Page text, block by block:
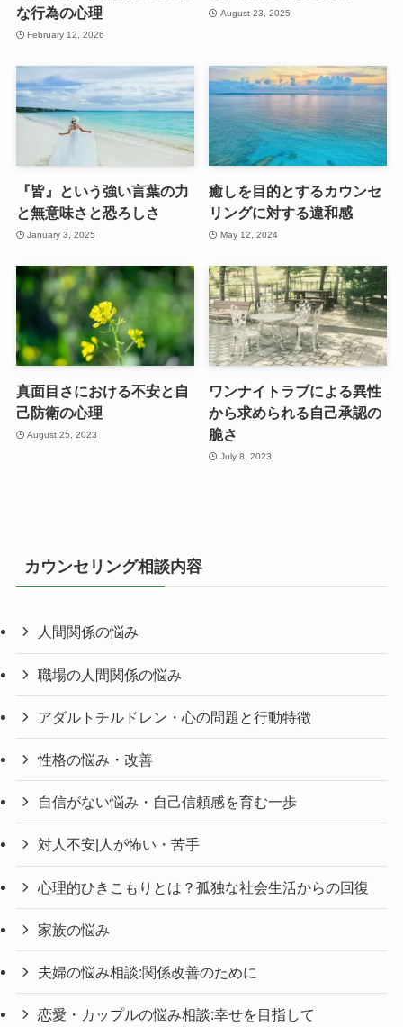
な行為の心理
February 12, 2026
August 23, 2025
『皆』という強い言葉の力
と無意味さと恐ろしさ
January 3, 2025
癒しを目的とするカウンセ
リングに対する違和感
May 12, 2024
真面目さにおける不安と自
己防衛の心理
August 25, 2023
ワンナイトラブによる異性
から求められる自己承認の
脆さ
July 8, 2023
カウンセリング相談内容
人間関係の悩み
職場の人間関係の悩み
アダルトチルドレン・心の問題と行動特徴
性格の悩み・改善
自信がない悩み・自己信頼感を育む一歩
対人不安|人が怖い・苦手
心理的ひきこもりとは？孤独な社会生活からの回復
家族の悩み
夫婦の悩み相談:関係改善のために
恋愛・カップルの悩み相談:幸せを目指して